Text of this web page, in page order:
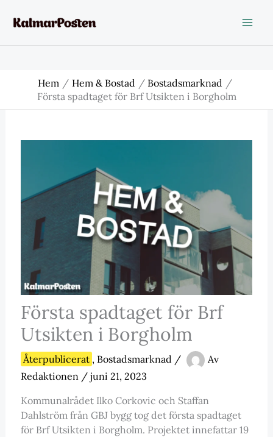
Hem Hem & Bostad
Bostadsmarknad
Första spadtaget för Brf Utsikten i Borgholm
Första spadtaget för Brf
Utsikten i Borgholm
Återpublicerat , Bostadsmarknad /
Av
Redaktionen / juni 21, 2023
Kommunalrådet Ilko Corkovic och Staffan
Dahlström från GBJ bygg tog det första spadtaget
för Brf Utsikten i Borgholm. Projektet innefattar 19